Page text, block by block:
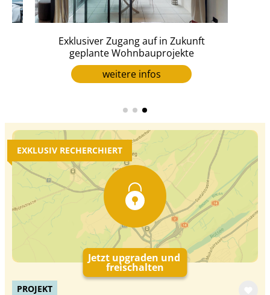
Exklusiver Zugang auf in Zukunft
geplante Wohnbauprojekte
weitere infos
EXKLUSIV RECHERCHIERT
Jetzt upgraden und
freischalten
PROJEKT